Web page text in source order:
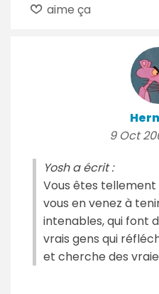
aime ça
9 Oct
Yosh a écrit :
Vous êtes
vous en venez à
intenables, qui font
vrais gens qui
et cherche des